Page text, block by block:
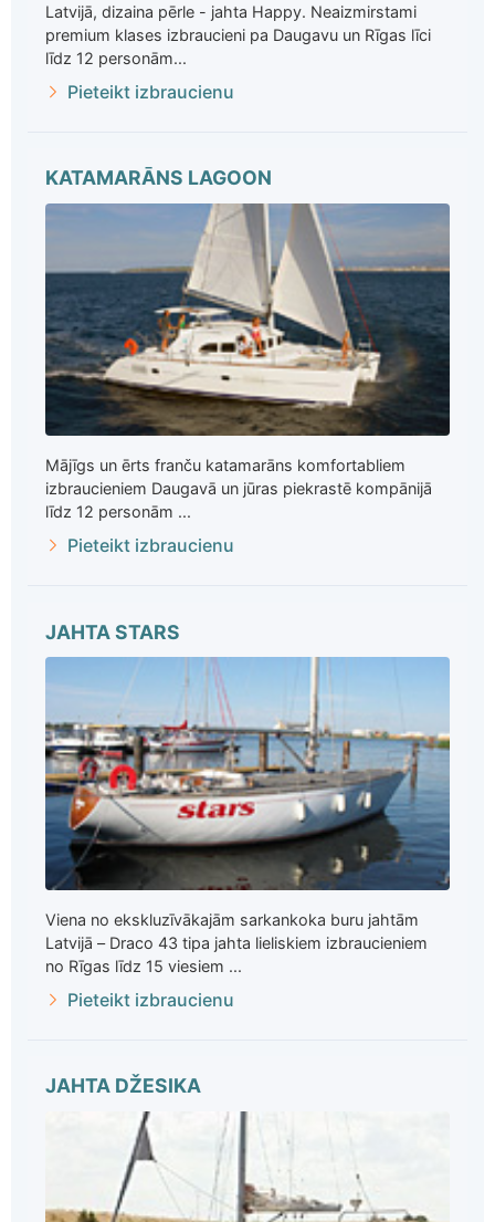
Latvijā, dizaina pērle - jahta Happy. Neaizmirstami
premium klases izbraucieni pa Daugavu un Rīgas līci
līdz 12 personām...
Pieteikt izbraucienu
KATAMARĀNS LAGOON
Mājīgs un ērts franču katamarāns komfortabliem
izbraucieniem Daugavā un jūras piekrastē kompānijā
līdz 12 personām ...
Pieteikt izbraucienu
JAHTA STARS
Viena no ekskluzīvākajām sarkankoka buru jahtām
Latvijā – Draco 43 tipa jahta lieliskiem izbraucieniem
no Rīgas līdz 15 viesiem ...
Pieteikt izbraucienu
JAHTA DŽESIKA